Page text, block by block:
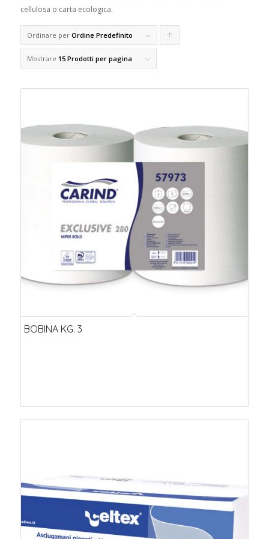
cellulosa o carta ecologica.
Ordinare per Ordine Predefinito
i
in
forma
Mostrare 15 Prodotti per pagina
BOBINA KG. 3